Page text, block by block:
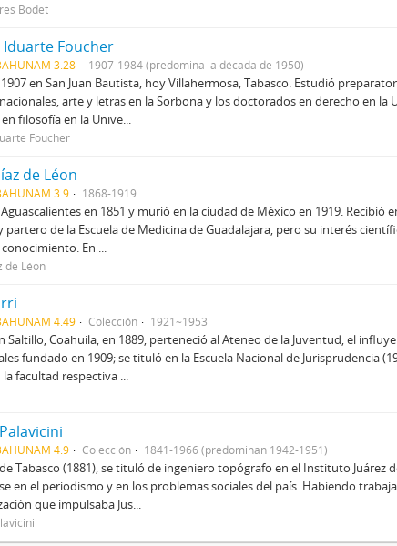
Bodet
Foucher
3.28 1907-1984 (predomina la década de 1950)
en San Juan Bautista, hoy Villahermosa, Tabasco. Estudió
arte y letras en la Sorbona y los doctorados en derecho en la
filosofía en la Unive...
Foucher
de Léon
3.9 1868-1919
en 1851 y murió en la ciudad de México en 1919. Recibió
partero de la Escuela de Medicina de Guadalajara, pero su interés
En ...
de Léon
4.49 Colección 1921~1953
Saltillo, Coahuila, en 1889, perteneció al Ateneo de la Juventud, el
fundado en 1909; se tituló en la Escuela Nacional de Jurisprudencia
la facultad respectiva ...
4.9 Colección 1841-1966 (predominan 1942-1951)
Tabasco (1881), se tituló de ingeniero topógrafo en el Instituto Juárez
en el periodismo y en los problemas sociales del país. Habiendo
que impulsaba Jus...